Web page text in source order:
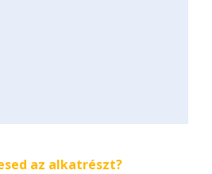
az alkatrészt?